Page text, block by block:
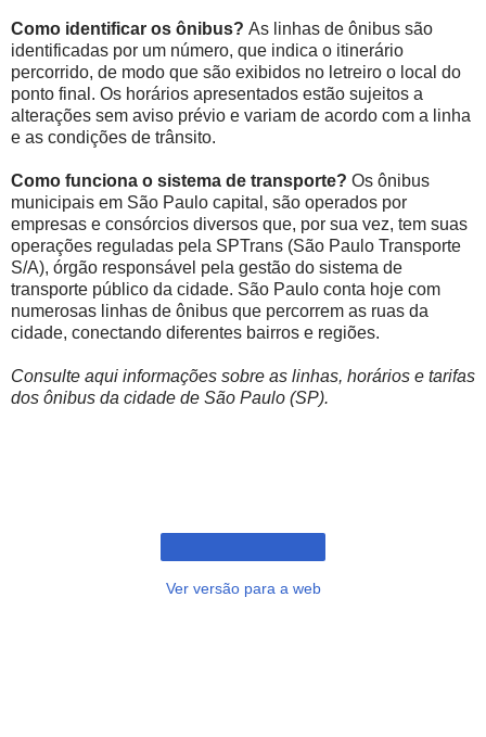
Como identificar os ônibus? As linhas de ônibus são
identificadas por um número, que indica o itinerário
percorrido, de modo que são exibidos no letreiro o local do
ponto final. Os horários apresentados estão sujeitos a
alterações sem aviso prévio e variam de acordo com a linha
e as condições de trânsito.
Como funciona o sistema de transporte? Os ônibus
municipais em São Paulo capital, são operados por
empresas e consórcios diversos que, por sua vez, tem suas
operações reguladas pela SPTrans (São Paulo Transporte
S/A), órgão responsável pela gestão do sistema de
transporte público da cidade. São Paulo conta hoje com
numerosas linhas de ônibus que percorrem as ruas da
cidade, conectando diferentes bairros e regiões.
Consulte aqui informações sobre as linhas, horários e tarifas
dos ônibus da cidade de São Paulo (SP).
Ver versão para a web